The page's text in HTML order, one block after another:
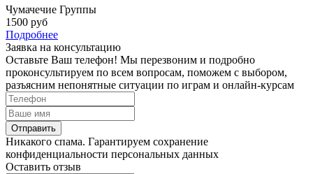
Чумачечие Группы
1500 руб
Подробнее
Заявка на консультацию
Оставьте Ваш телефон! Мы перезвоним и подробно
проконсультируем по всем вопросам, поможем с выбором,
разъясним непонятные ситуации по играм и онлайн-курсам
Отправить
Никакого спама. Гарантируем сохранение
конфиденциальности персональных данных
Оставить отзыв